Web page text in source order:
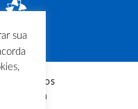
os direitos
Elétrica
sua